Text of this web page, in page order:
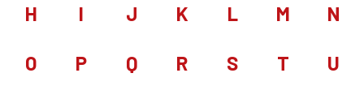
H I J K L M N
O P Q R S T U